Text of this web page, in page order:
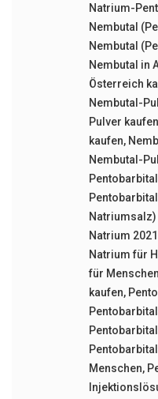
Natrium-
Nembutal
Nembutal
Nembutal in
Österreich
Nembutal-
Pulver kaufen
kaufen,
Nembutal-
Pentobarbital
Natriumsalz)
Natrium
Natrium für
für Menschen
kaufen,
Menschen,